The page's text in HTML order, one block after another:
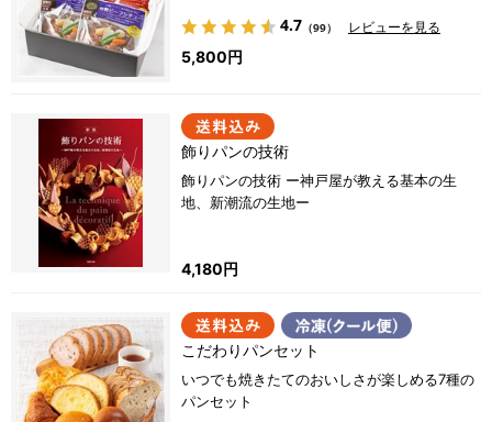
4.7 （99）
レビューを見る
5,800円
飾りパンの技術
飾りパンの技術 ー神戸屋が教える基本の生
地、新潮流の生地ー
4,180円
こだわりパンセット
いつでも焼きたてのおいしさが楽しめる7種の
パンセット